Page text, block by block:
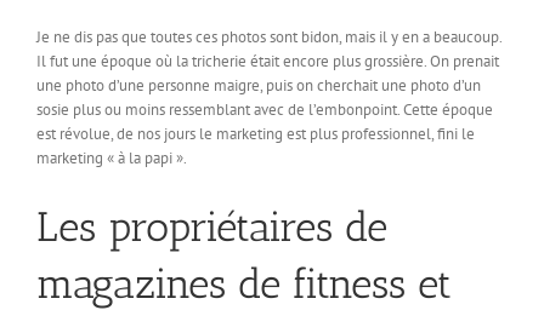
Je ne dis pas que toutes ces photos sont bidon, mais il y en a beaucoup.
Il fut une époque où la tricherie était encore plus grossière. On prenait
une photo d’une personne maigre, puis on cherchait une photo d’un
sosie plus ou moins ressemblant avec de l’embonpoint. Cette époque
est révolue, de nos jours le marketing est plus professionnel, fini le
marketing « à la papi ».
Les propriétaires de
magazines de fitness et